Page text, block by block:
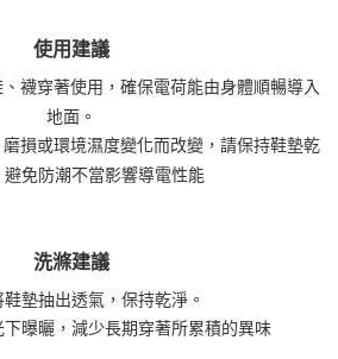
使用建議
襪穿著使用，確保電荷能由身體順暢導入
地面。
損或環境濕度變化而改變，請保持鞋墊乾
避免防潮不當影響導電性能
洗滌建議
墊抽出透氣，保持乾淨。
曝曬，減少長期穿著所累積的異味